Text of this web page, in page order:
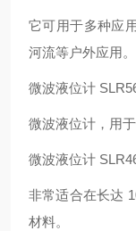
它可用于多种应
河流等户外应用。
微波液位计
微波液位计，用
微波液位计
非常适合在长达
材料。